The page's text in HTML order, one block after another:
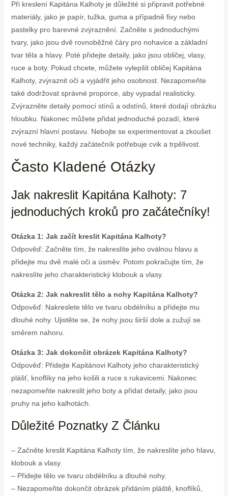
Při kreslení Kapitána Kalhoty je důležité si připravit potřebné
materiály, jako je papír, tužka, guma a případně fixy nebo
pastelky pro barevné zvýraznění. Začněte s jednoduchými
tvary, jako jsou dvě rovnoběžné čáry pro nohavice a základní
tvar těla a hlavy. Poté přidejte detaily, jako jsou obličej, vlasy,
ruce a boty. Pokud chcete, můžete vylepšit obličej Kapitána
Kalhoty, zvýraznit oči a vyjádřit jeho osobnost. Nezapomeňte
také dodržovat správné proporce, aby vypadal realisticky.
Zvýrazněte detaily pomocí stínů a odstínů, které dodají obrázku
hloubku. Nakonec můžete přidat jednoduché pozadí, které
zvýrazní hlavní postavu. Nebojte se experimentovat a zkoušet
nové techniky, každý začátečník potřebuje cvik a trpělivost.
Často Kladené Otázky
Jak nakreslit Kapitána Kalhoty: 7
jednoduchých kroků pro začátečníky!
Otázka 1: Jak začít kreslit Kapitána Kalhoty?
Odpověď: Začněte tím, že nakreslíte jeho oválnou hlavu a
přidejte mu dvě malé oči a úsměv. Potom pokračujte tím, že
nakreslíte jeho charakteristický klobouk a vlasy.
Otázka 2: Jak nakreslit tělo a nohy Kapitána Kalhoty?
Odpověď: Nakreslete tělo ve tvaru obdélníku a přidejte mu
dlouhé nohy. Ujistěte se, že nohy jsou širší dole a zužují se
směrem nahoru.
Otázka 3: Jak dokončit obrázek Kapitána Kalhoty?
Odpověď: Přidejte Kapitánovi Kalhoty jeho charakteristický
plášť, knoflíky na jeho košili a ruce s rukavicemi. Nakonec
nezapomeňte nakreslit jeho boty a přidat detaily, jako jsou
pruhy na jeho kalhotách.
Důležité Poznatky Z Článku
– Začněte kreslit Kapitána Kalhoty tím, že nakreslíte jeho hlavu,
klobouk a vlasy.
– Přidejte tělo ve tvaru obdélníku a dlouhé nohy.
– Nezapomeňte dokončit obrázek přidáním pláště, knoflíků,